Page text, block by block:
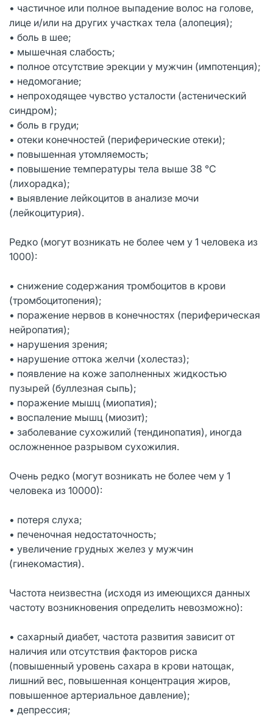
• частичное или полное выпадение волос на голове,
лице и/или на других участках тела (алопеция);
• боль в шее;
• мышечная слабость;
• полное отсутствие эрекции у мужчин (импотенция);
• недомогание;
• непроходящее чувство усталости (астенический
синдром);
• боль в груди;
• отеки конечностей (периферические отеки);
• повышенная утомляемость;
• повышение температуры тела выше 38 °С
(лихорадка);
• выявление лейкоцитов в анализе мочи
(лейкоцитурия).
Редко (могут возникать не более чем у 1 человека из
1000):
• снижение содержания тромбоцитов в крови
(тромбоцитопения);
• поражение нервов в конечностях (периферическая
нейропатия);
• нарушения зрения;
• нарушение оттока желчи (холестаз);
• появление на коже заполненных жидкостью
пузырей (буллезная сыпь);
• поражение мышц (миопатия);
• воспаление мышц (миозит);
• заболевание сухожилий (тендинопатия), иногда
осложненное разрывом сухожилия.
Очень редко (могут возникать не более чем у 1
человека из 10000):
• потеря слуха;
• печеночная недостаточность;
• увеличение грудных желез у мужчин
(гинекомастия).
Частота неизвестна (исходя из имеющихся данных
частоту возникновения определить невозможно):
• сахарный диабет, частота развития зависит от
наличия или отсутствия факторов риска
(повышенный уровень сахара в крови натощак,
лишний вес, повышенная концентрация жиров,
повышенное артериальное давление);
• депрессия;